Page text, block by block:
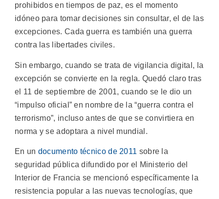
prohibidos en tiempos de paz, es el momento
idóneo para tomar decisiones sin consultar, el de las
excepciones. Cada guerra es también una guerra
contra las libertades civiles.
Sin embargo, cuando se trata de vigilancia digital, la
excepción se convierte en la regla. Quedó claro tras
el 11 de septiembre de 2001, cuando se le dio un
“impulso oficial” en nombre de la “guerra contra el
terrorismo”, incluso antes de que se convirtiera en
norma y se adoptara a nivel mundial.
En un documento técnico de 2011 sobre la
seguridad pública difundido por el Ministerio del
Interior de Francia se mencionó específicamente la
resistencia popular a las nuevas tecnologías, que